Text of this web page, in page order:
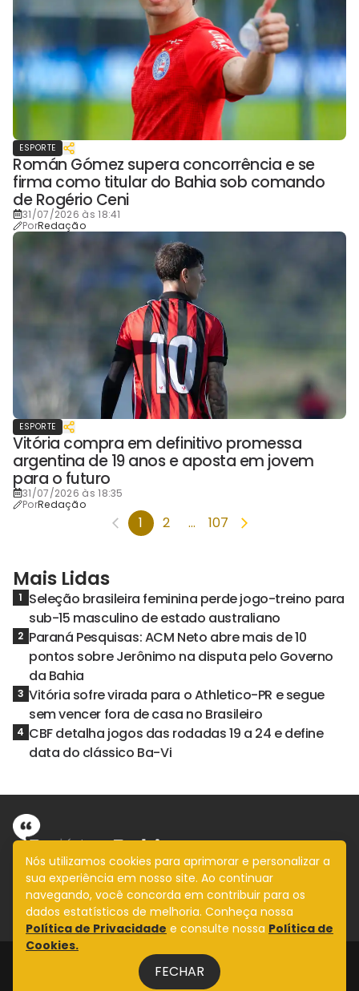
ESPORTE
Román Gómez supera concorrência e se
firma como titular do Bahia sob comando
de Rogério Ceni
31/07/2026 às 18:41
PorRedação
ESPORTE
Vitória compra em definitivo promessa
argentina de 19 anos e aposta em jovem
para o futuro
31/07/2026 às 18:35
PorRedação
1 2 ... 107
Mais Lidas
1 Seleção brasileira feminina perde jogo-treino para
sub-15 masculino de estado australiano
2 Paraná Pesquisas: ACM Neto abre mais de 10
pontos sobre Jerônimo na disputa pelo Governo
da Bahia
3 Vitória sofre virada para o Athletico-PR e segue
sem vencer fora de casa no Brasileiro
4 CBF detalha jogos das rodadas 19 a 24 e define
data do clássico Ba-Vi
Informação com imparcialidade
SIGA
Design by NVGO
Fale Conosco
Nós utilizamos cookies para aprimorar e personalizar a
sua experiência em nosso site. Ao continuar
navegando, você concorda em contribuir para os
dados estatísticos de melhoria. Conheça nossa
Política de Privacidade e consulte nossa Política de
Cookies.
FECHAR